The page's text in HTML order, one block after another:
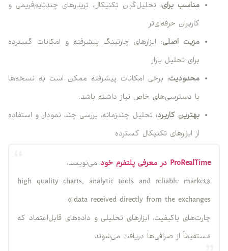
مناسب برای: تحلیل‌گران تکنیکال، تریدرهای چندتایم‌فریمی و
کاربران حرفه‌ای‌تر
مزیت اصلی: ابزارهای چارتینگ پیشرفته و امکانات گسترده
برای تحلیل بازار
محدودیت: برخی امکانات پیشرفته ممکن است به نسخه‌ها
یا دسترسی‌های خاص نیاز داشته باشد.
بهترین کاربرد: تحلیل چندزمانه، بررسی چند نمودار و استفاده
از ابزارهای تکنیکال گسترده
ProRealTime در معرفی پلتفرم خود
می‌نویسد:
«high quality charts, analytic tools and reliable market
data received directly from the exchanges.»
چارت‌های باکیفیت، ابزارهای تحلیلی و داده‌های قابل‌اعتماد که
مستقیماً از صرافی‌ها دریافت می‌شوند.